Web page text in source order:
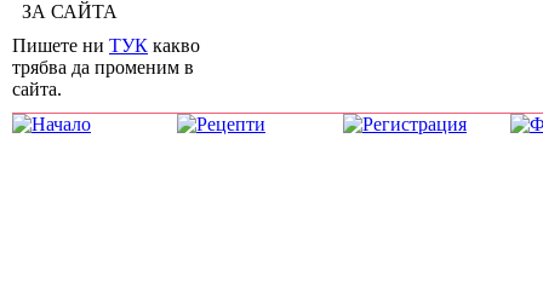
ЗА САЙТА
Пишете ни ТУК какво
трябва да променим в
сайта.